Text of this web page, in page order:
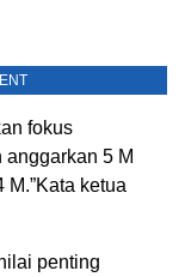
fokus
5 M
ketua
penting